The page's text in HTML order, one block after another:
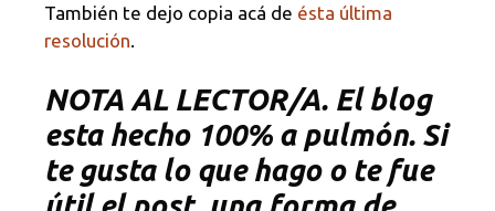
También te dejo copia acá de ésta última
resolución
NOTA AL LECTOR/A. El blog
esta hecho 100% a pulmón. Si
te gusta lo que hago o te fue